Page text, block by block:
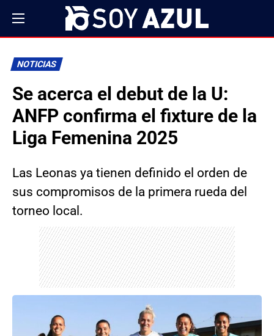
NOTICIAS
Se acerca el debut de la U:
ANFP confirma el fixture de la
Liga Femenina 2025
Las Leonas ya tienen definido el orden de
sus compromisos de la primera rueda del
torneo local.